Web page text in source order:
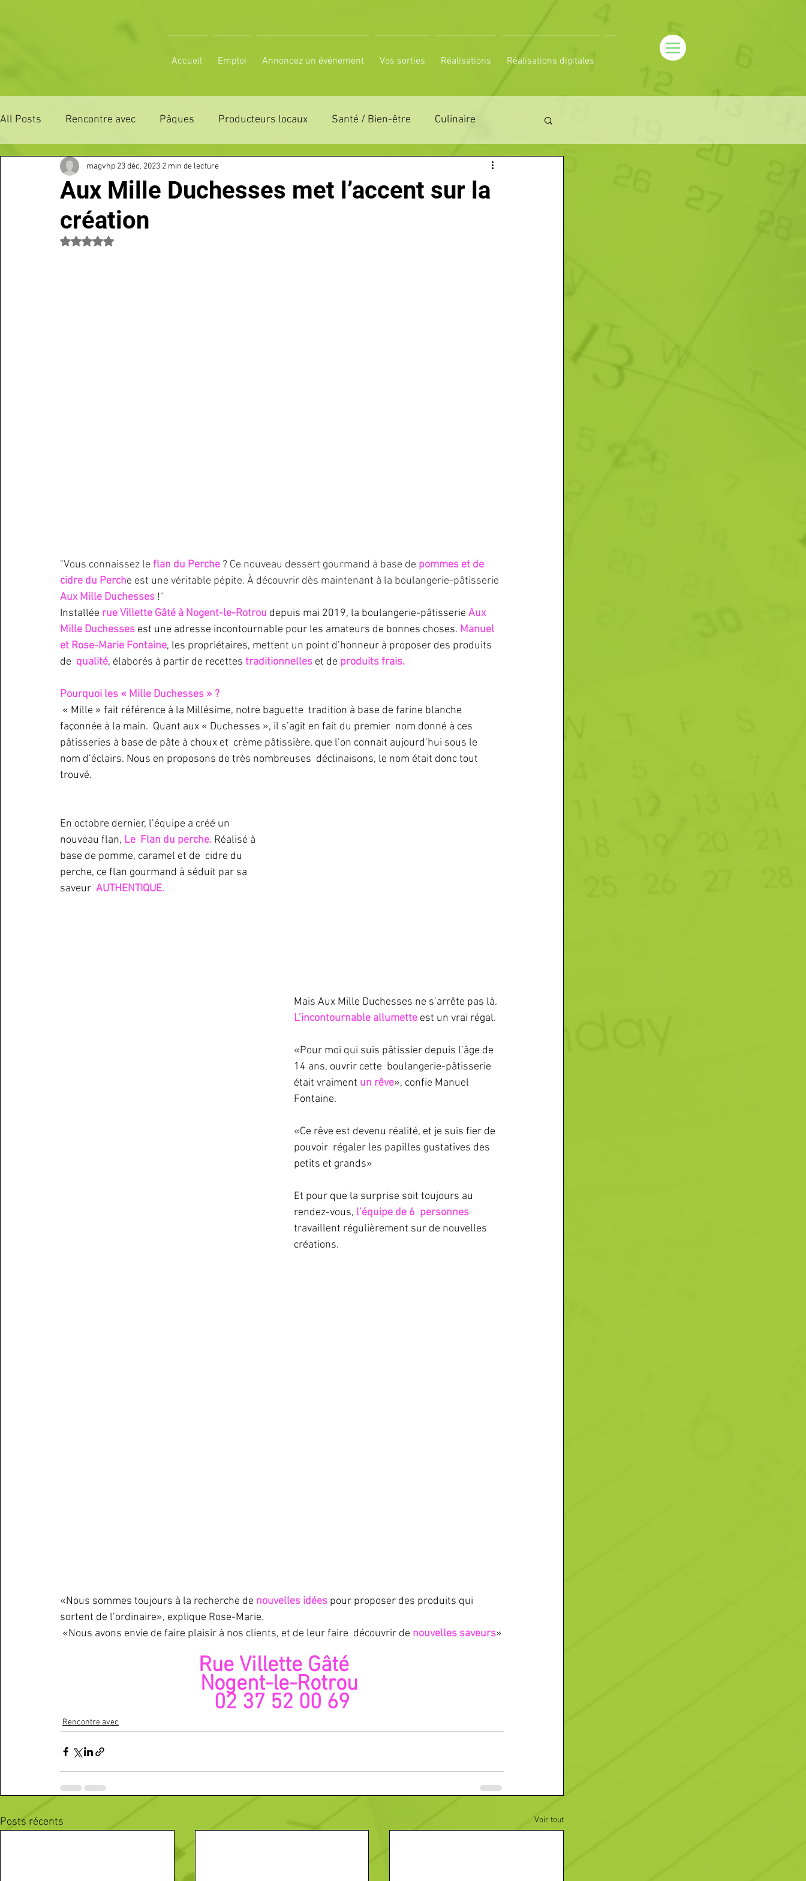
Accueil Emploi Annoncez un événement Vos sorties Réalisations Réalisations digitales
All Posts Rencontre avec Pâques Producteurs locaux Santé / Bien-être Culinaire
ZONE DE DISTRIBUTION 28 ZONE DE DISTRIBUTION 61
3 JOURS LA FERTE COMICE AGRICOLE
Aux Mille Duchesses met l’accent sur la
création
magvhp 23 déc. 2023 2 min de lecture
Noté NaN étoiles sur 5.
"Vous connaissez le flan du Perche ? Ce nouveau dessert gourmand à base de pommes et de
cidre du Perche est une véritable pépite. À découvrir dès maintenant à la boulangerie-pâtisserie
Aux Mille Duchesses !"
Installée rue Villette Gâté à Nogent-le-Rotrou depuis mai 2019, la boulangerie-pâtisserie Aux
Mille Duchesses est une adresse incontournable pour les amateurs de bonnes choses. Manuel
et Rose-Marie Fontaine, les propriétaires, mettent un point d’honneur à proposer des produits
de qualité, élaborés à partir de recettes traditionnelles et de produits frais.
Pourquoi les « Mille Duchesses » ?
façonnée à la main.  Quant aux « Duchesses », il s’agit en fait du premier  nom donné à ces
pâtisseries à base de pâte à choux et  crème pâtissière, que l’on connait aujourd’hui sous le
nom d’éclairs. Nous en proposons de très nombreuses  déclinaisons, le nom était donc tout
trouvé.
En octobre dernier, l’équipe a créé un
nouveau flan, Le  Flan du perche. Réalisé à
base de pomme, caramel et de  cidre du
perche, ce flan gourmand à séduit par sa
saveur AUTHENTIQUE.
Mais Aux Mille Duchesses ne s’arrête pas là.
L’incontournable allumette est un vrai régal.
«Pour moi qui suis pâtissier depuis l’âge de
14 ans, ouvrir cette  boulangerie-pâtisserie
était vraiment un rêve», confie Manuel
Fontaine.
«Ce rêve est devenu réalité, et je suis fier de
pouvoir  régaler les papilles gustatives des
petits et grands»
Et pour que la surprise soit toujours au
rendez-vous, l’équipe de 6  personnes
travaillent régulièrement sur de nouvelles
créations.
«Nous sommes toujours à la recherche de nouvelles idées pour proposer des produits qui
sortent de l’ordinaire», explique Rose-Marie.
«Nous avons envie de faire plaisir à nos clients, et de leur faire  découvrir de nouvelles saveurs»
Rue Villette Gâté
Nogent-le-Rotrou
02 37 52 00 69
Rencontre avec
Posts récents Voir tout